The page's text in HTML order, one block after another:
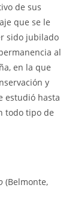
de sus
que se le
sido jubilado
al
en la que
y
estudió hasta
todo tipo de
(Belmonte,